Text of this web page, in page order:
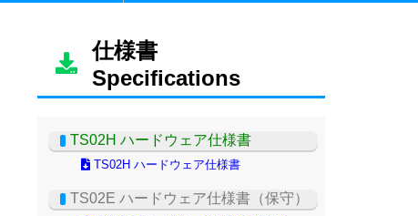
仕様書
Specifications